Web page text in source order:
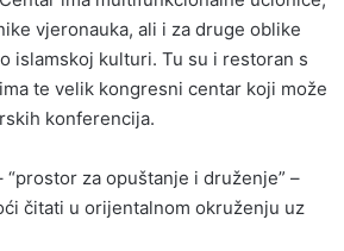
vjeronauka, ali i za druge oblike
islamskoj kulturi. Tu su i restoran s
te velik kongresni centar koji može
konferencija.
“prostor za opuštanje i druženje” –
čitati u orijentalnom okruženju uz